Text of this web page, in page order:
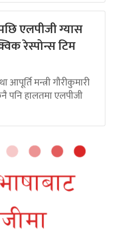
एलपीजी ग्यास
रेस्पोन्स टिम
आपूर्ति मन्त्री गौरीकुमारी
पनि हालतमा एलपीजी